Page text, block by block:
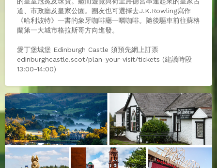
道、市政廳及皇家公園。團友也可選擇去J.K.Rowling寫作
《哈利波特》一書的象牙咖啡廳一嚐咖啡。隨後驅車前往蘇格
蘭第一大城市格拉斯哥方向進發。
愛丁堡城堡 Edinburgh Castle 須預先網上訂票
edinburghcastle.scot/plan-your-visit/tickets (建議時段
13:00-14:00)